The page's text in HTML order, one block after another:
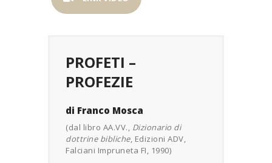
PROFETI –
PROFEZIE
di Franco Mosca
(dal libro AA.VV., Dizionario di
dottrine bibliche, Edizioni ADV,
Falciani Impruneta FI, 1990)